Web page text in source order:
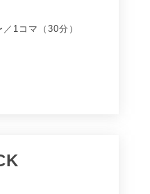
1コマ（30分）